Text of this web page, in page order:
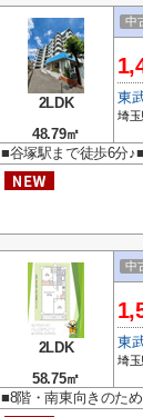
2LDK
48.79㎡
中
東
埼玉
■谷塚駅まで徒歩6分
2LDK
58.75㎡
中
東
埼玉
■8階・南東向きのた